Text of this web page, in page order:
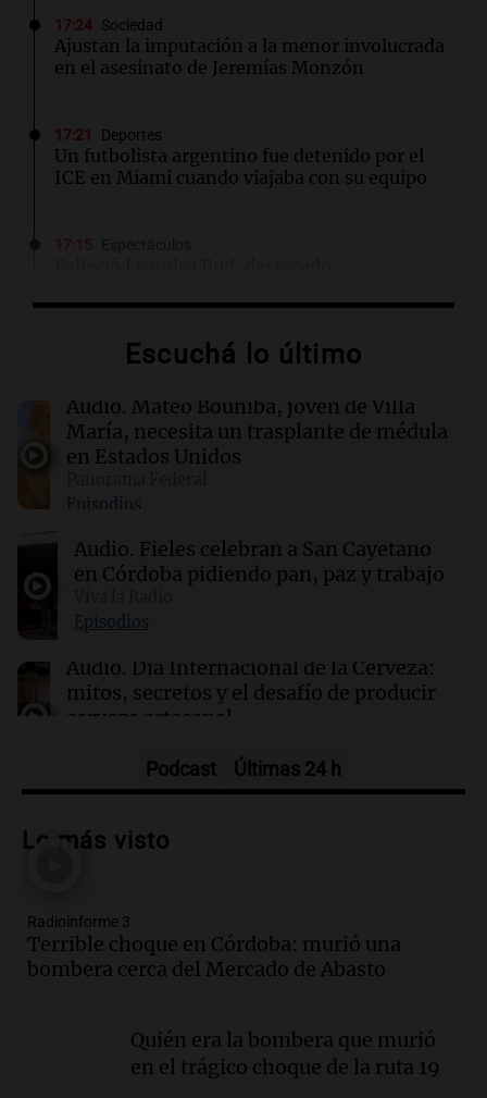
17:24 Sociedad
Ajustan la imputación a la menor involucrada
en el asesinato de Jeremías Monzón
17:21 Deportes
Un futbolista argentino fue detenido por el
ICE en Miami cuando viajaba con su equipo
luchar contra el cáncer
El mercado laboral de EE.UU. se contrae:
23.000 empleos menos en julio
Murió Leandro Rud a los 51 años: la historia
época
16:50 Radioinforme 3
Fieles celebran a San Cayetano en Córdoba
pidiendo pan, paz y trabajo
Escuchá lo último
Audio. Mateo Bouniba, joven de Villa
María, necesita un trasplante de médula
en Estados Unidos
Episodios
Audio. Fieles celebran a San Cayetano
en Córdoba pidiendo pan, paz y trabajo
Episodios
Audio. Día Internacional de la Cerveza:
mitos, secretos y el desafío de producir
cerveza artesanal
Audio.Tucumán enfrenta un equilibrio
consumo y recaudación
Audio.La calidad del empleo en
Argentina cae y preocupa a economistas
en un contexto de crisis económica
Audiencia por tragedia vial en
Altas Cumbres: peritos analizan
Podcast Últimas 24 h
Lo más visto
Radioinforme 3
Terrible choque en Córdoba: murió una
bombera cerca del Mercado de Abasto
Quién era la bombera que murió
en el trágico choque de la ruta 19